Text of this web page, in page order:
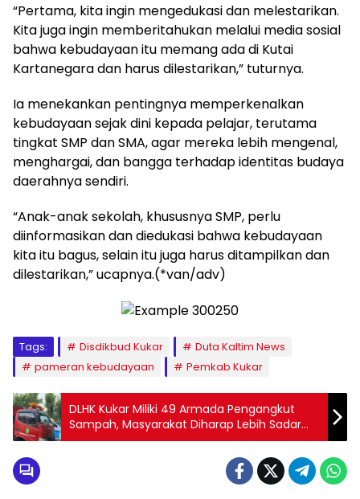
“Pertama, kita ingin mengedukasi dan melestarikan.
Kita juga ingin memberitahukan melalui media sosial
bahwa kebudayaan itu memang ada di Kutai
Kartanegara dan harus dilestarikan,” tuturnya.
Ia menekankan pentingnya memperkenalkan
kebudayaan sejak dini kepada pelajar, terutama
tingkat SMP dan SMA, agar mereka lebih mengenal,
menghargai, dan bangga terhadap identitas budaya
daerahnya sendiri.
“Anak-anak sekolah, khususnya SMP, perlu
diinformasikan dan diedukasi bahwa kebudayaan
kita itu bagus, selain itu juga harus ditampilkan dan
dilestarikan,” ucapnya.(*van/adv)
Tags: Disdikbud Kukar
Duta Kaltim News
pameran kebudayaan
Pemkab Kukar
DLHK Kukar Miliki 49 Armada Pengangkut
Sampah, Masyarakat Diharap Lebih Sadar
Buang Sampah Tepat Waktu